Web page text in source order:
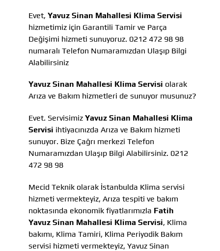
Evet, Yavuz Sinan Mahallesi Klima Servisi
hizmetimiz için Garantili Tamir ve Parça
Değişimi hizmeti sunuyoruz. 0212 472 98 98
numaralı Telefon Numaramızdan Ulaşıp Bilgi
Alabilirsiniz
Yavuz Sinan Mahallesi Klima Servisi olarak
Arıza ve Bakım hizmetleri de sunuyor musunuz?
Evet. Servisimiz Yavuz Sinan Mahallesi Klima
Servisi ihtiyacınızda Arıza ve Bakım hizmeti
sunuyor. Bize Çağrı merkezi Telefon
Numaramızdan Ulaşıp Bilgi Alabilirsiniz. 0212
472 98 98
Mecid Teknik olarak İstanbulda Klima servisi
hizmeti vermekteyiz, Arıza tespiti ve bakım
noktasında ekonomik fiyatlarımızla Fatih
Yavuz Sinan Mahallesi Klima Servisi, Klima
bakımı, Klima Tamiri, Klima Periyodik Bakım
servisi hizmeti vermekteyiz, Yavuz Sinan